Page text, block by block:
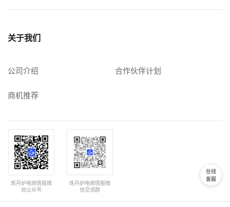
关于我们
公司介绍 合作伙伴计划
商机推荐
炼丹炉电商情报微
信公众号
炼丹炉电商情报微
信交流群
在线
客服